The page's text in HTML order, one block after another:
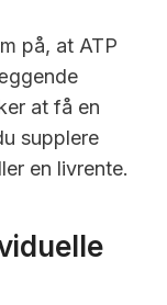
på, at ATP
at få en
supplere
en livrente.